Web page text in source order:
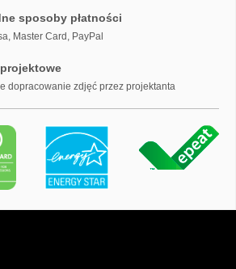
sposoby płatności
Master Card, PayPal
dopracowanie zdjęć przez projektanta